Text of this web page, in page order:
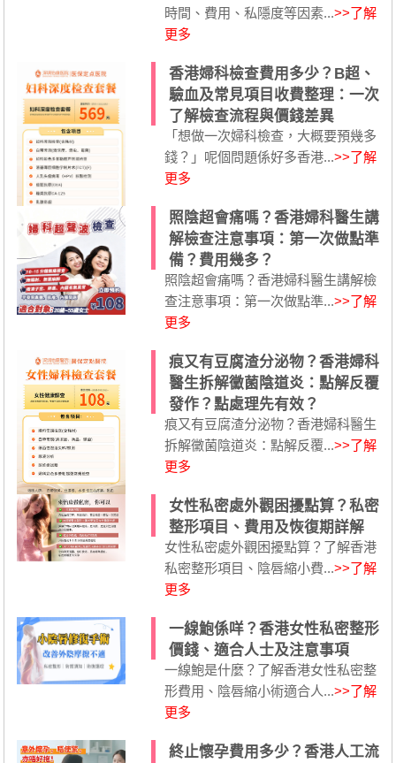
時間、費用、私隱度等因素...>>了解
更多
香港婦科檢查費用多少？B超、
驗血及常見項目收費整理：一次
了解檢查流程與價錢差異
「想做一次婦科檢查，大概要預幾多
錢？」呢個問題係好多香港...>>了解
更多
照陰超會痛嗎？香港婦科醫生講
解檢查注意事項：第一次做點準
備？費用幾多？
照陰超會痛嗎？香港婦科醫生講解檢
查注意事項：第一次做點準...>>了解
更多
痕又有豆腐渣分泌物？香港婦科
醫生拆解黴菌陰道炎：點解反覆
發作？點處理先有效？
痕又有豆腐渣分泌物？香港婦科醫生
拆解黴菌陰道炎：點解反覆...>>了解
更多
女性私密處外觀困擾點算？私密
整形項目、費用及恢復期詳解
女性私密處外觀困擾點算？了解香港
私密整形項目、陰唇縮小費...>>了解
更多
一線鮑係咩？香港女性私密整形
價錢、適合人士及注意事項
一線鮑是什麼？了解香港女性私密整
形費用、陰唇縮小術適合人...>>了解
更多
終止懷孕費用多少？香港人工流